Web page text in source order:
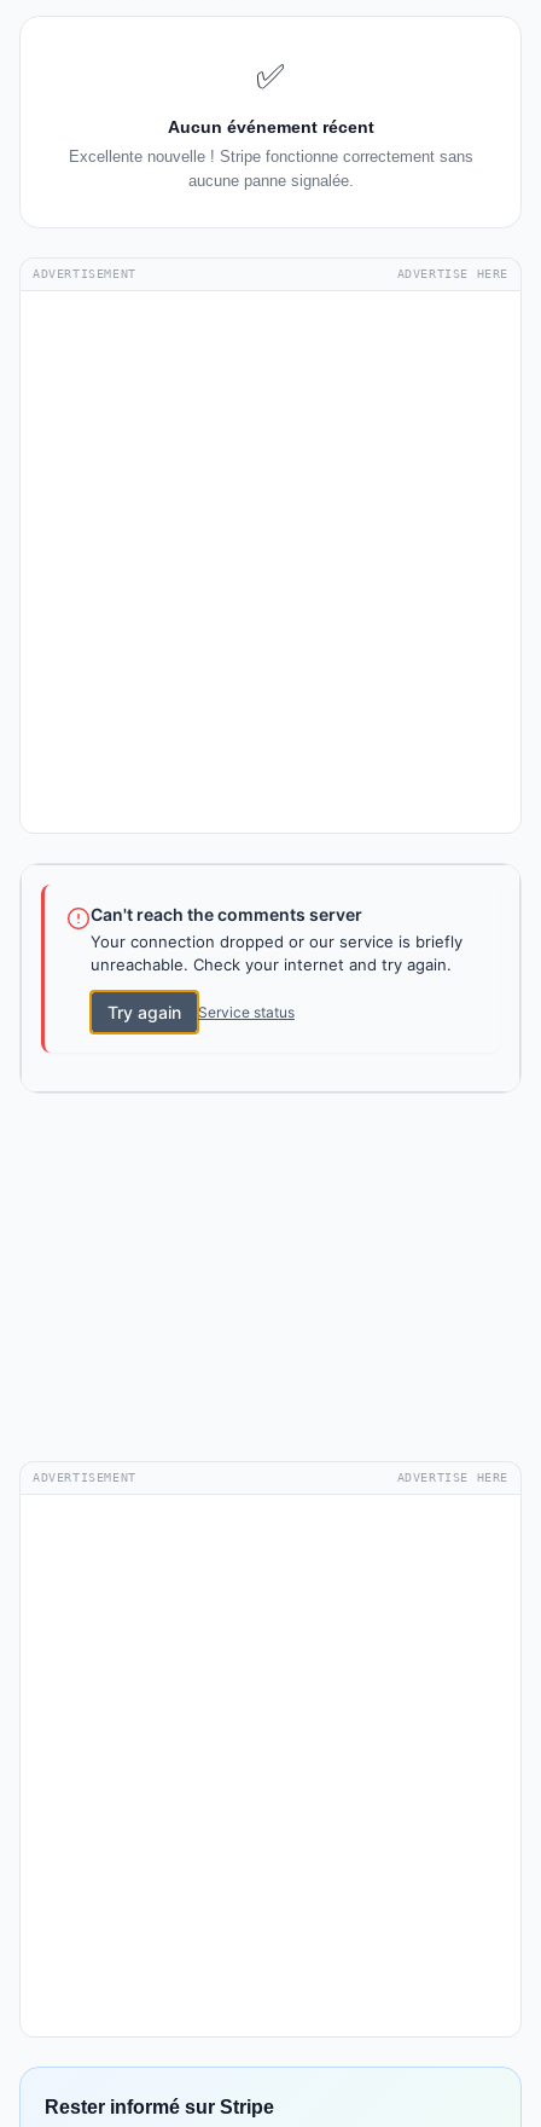
✅
Aucun événement récent
Excellente nouvelle ! Stripe fonctionne correctement sans
aucune panne signalée.
ADVERTISEMENT ADVERTISE HERE
Can't reach the comments server
Your connection dropped or our service is briefly
unreachable. Check your internet and try again.
Try again Service status
ADVERTISEMENT ADVERTISE HERE
Rester informé sur Stripe